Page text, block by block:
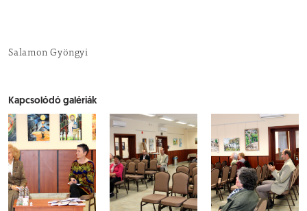
Salamon Gyöngyi
Kapcsolódó galériák